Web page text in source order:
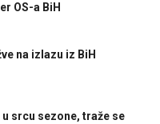
OS-a BiH
na izlazu iz BiH
srcu sezone, traže se